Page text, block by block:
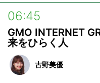
間で今これが流行って
か、Z世代の生の声をキ
06:45
GMO INTERNET
来をひらく人
古野美優